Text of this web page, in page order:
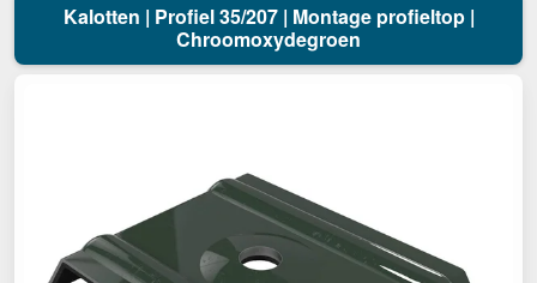
Kalotten | Profiel 35/207 | Montage profieltop |
Chroomoxydegroen